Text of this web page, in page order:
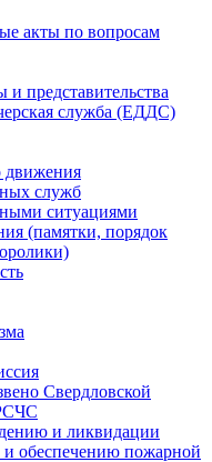
акты по вопросам
представительства
служба (ЕДДС)
движения
служб
ситуациями
(памятки, порядок
Свердловской
и ликвидации
обеспечению пожарной